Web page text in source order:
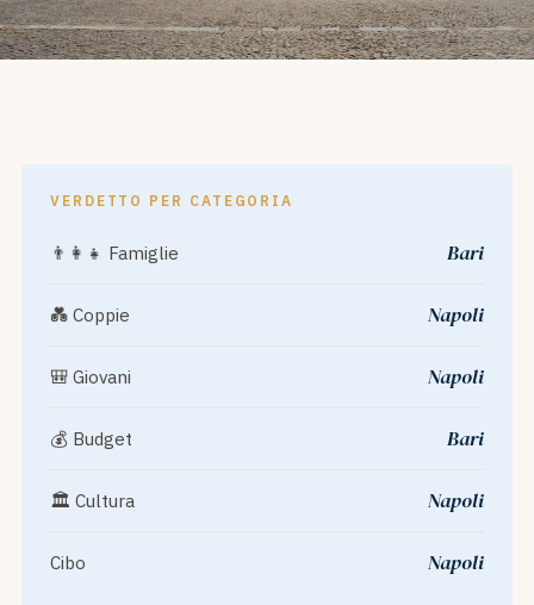
VERDETTO PER CATEGORIA
👨‍👩‍👧 Famiglie Bari
💑 Coppie Napoli
🎒 Giovani Napoli
💰 Budget Bari
🏛️ Cultura Napoli
Cibo Napoli